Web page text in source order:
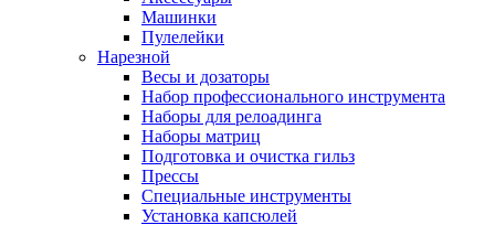
Машинки
Пулелейки
Нарезной
Весы и дозаторы
Набор профессионального инструмента
Наборы для релоадинга
Наборы матриц
Подготовка и очистка гильз
Прессы
Специальные инструменты
Установка капсюлей